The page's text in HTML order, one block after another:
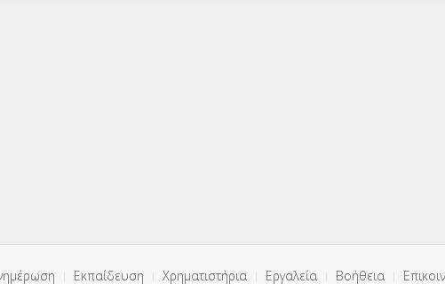
Εκπαίδευση Χρηματιστήρια Εργαλεία Βοήθεια